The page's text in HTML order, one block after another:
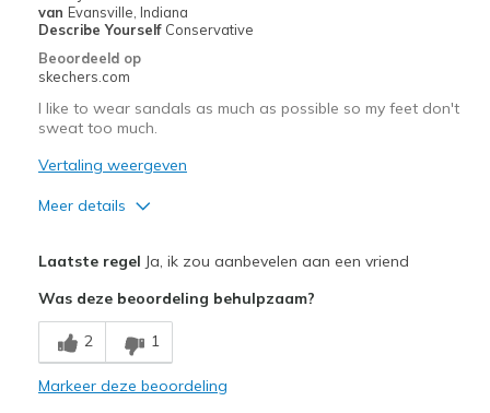
Travel
Width
Sizing
View On Shoes
Shoes are for Wearing
van Evansville, Indiana
Describe Yourself Conservative
Beoordeeld op
skechers.com
I like to wear sandals as much as possible so my feet don't
sweat too much.
Vertaling weergeven
Meer details
Breathe Well
Comfortable
Laatste regel Ja, ik zou aanbevelen aan een vriend
Was deze beoordeling behulpzaam?
2 1
Markeer deze beoordeling